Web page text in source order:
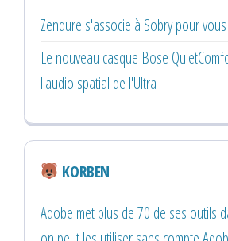
Zendure s'associe à Sobry pour
Le nouveau casque Bose
l'audio spatial de l'Ultra
KORBEN
Adobe met plus de 70 de ses outils